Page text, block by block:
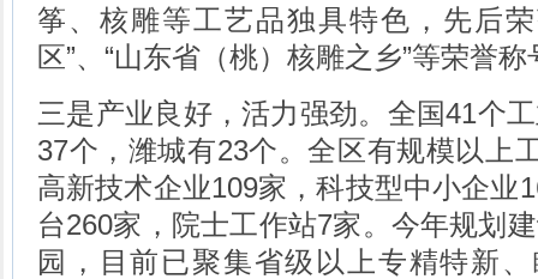
筝、核雕等工艺品独具特色，先后
区”、“山东省（桃）核雕之乡”等荣誉称
三是产业良好，活力强劲。全国41个
37个，潍城有23个。全区有规模以上
高新技术企业109家，科技型中小企业
台260家，院士工作站7家。今年规划
园，目前已聚集省级以上专精特新